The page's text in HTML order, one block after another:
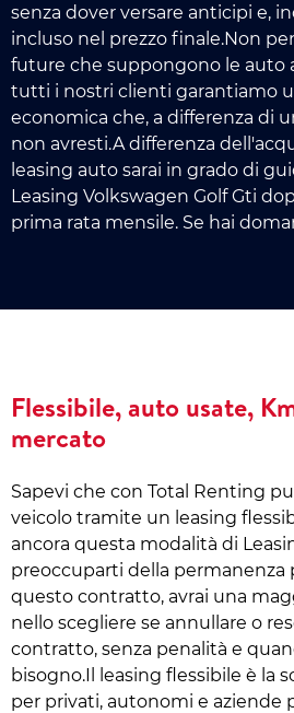
senza dover versare anticipi e,
incluso nel prezzo finale.Non
future che suppongono le auto
tutti i nostri clienti garantiamo
economica che, a differenza di
non avresti.A differenza
leasing auto sarai in grado di
Leasing Volkswagen Golf Gti
prima rata mensile. Se hai
Flessibile, auto usate,
mercato
Sapevi che con Total Renting
veicolo tramite un leasing
ancora questa modalità di
preoccuparti della permanenza
questo contratto, avrai una
nello scegliere se annullare o
contratto, senza penalità e
bisogno.Il leasing flessibile è la
per privati, autonomi e aziende